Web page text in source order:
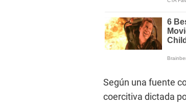
Según una fuente
coercitiva dictada